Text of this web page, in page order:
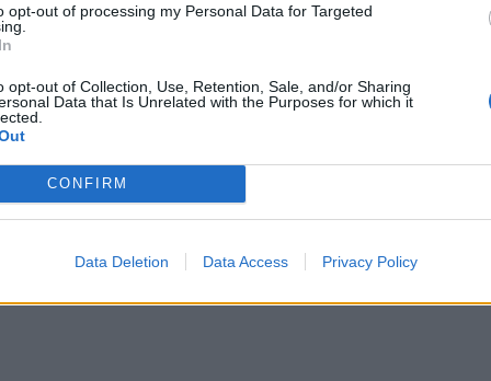
opt-out of processing my Personal Data for Targeted
opt-out of Collection, Use, Retention, Sale, and/or Sharing
Data that Is Unrelated with the Purposes for which it
CONFIRM
Data Deletion Data Access Privacy Policy
σε ποσοστό 1,79%, ενώ ο δείκτης της
3,31%.
καταγράφει μόνο η μετοχή της Coca Cola
οι μετοχές της Viohalco (-5,54%), Aegean
(-3,87%) και της Quest Συμμετοχών (-3,80%).